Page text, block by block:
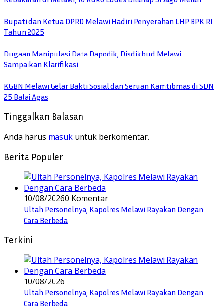
Bupati dan Ketua DPRD Melawi Hadiri Penyerahan LHP BPK RI
Tahun 2025
Dugaan Manipulasi Data Dapodik, Disdikbud Melawi
Sampaikan Klarifikasi
KGBN Melawi Gelar Bakti Sosial dan Seruan Kamtibmas di SDN
25 Balai Agas
Tinggalkan Balasan
Anda harus masuk untuk berkomentar.
Berita Populer
10/08/20260 Komentar
Ultah Personelnya, Kapolres Melawi Rayakan Dengan
Cara Berbeda
Terkini
10/08/2026
Ultah Personelnya, Kapolres Melawi Rayakan Dengan
Cara Berbeda